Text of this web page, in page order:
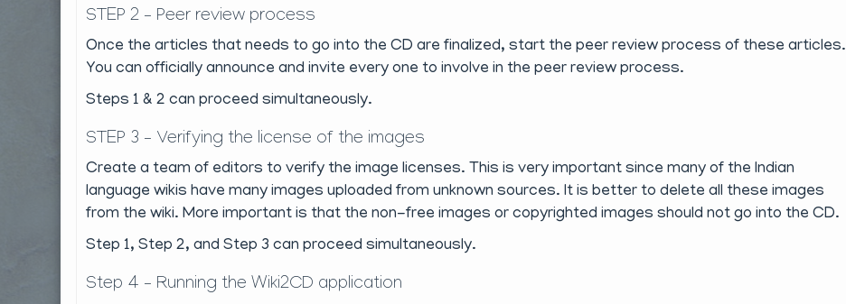
STEP 2 – Peer review process
Once the articles that needs to go into the CD are finalized, start the peer review process of these articles.
You can officially announce and invite every one to involve in the peer review process.
Steps 1 & 2 can proceed simultaneously.
STEP 3 – Verifying the license of the images
Create a team of editors to verify the image licenses. This is very important since many of the Indian
language wikis have many images uploaded from unknown sources. It is better to delete all these images
from the wiki. More important is that the non-free images or copyrighted images should not go into the CD.
Step 1, Step 2, and Step 3 can proceed simultaneously.
Step 4 – Running the Wiki2CD application